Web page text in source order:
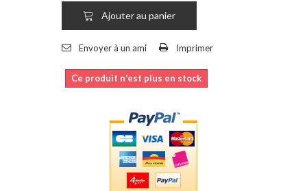
Ajouter au panier
Envoyer à un ami Imprimer
Ce produit n'est plus en stock